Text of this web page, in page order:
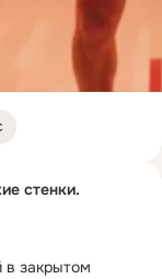
стенки.
в закрытом